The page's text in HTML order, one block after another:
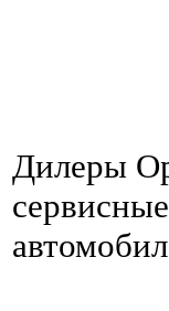
Дилеры